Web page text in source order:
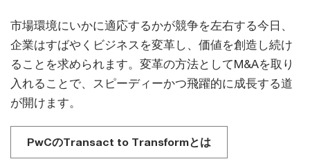
市場環境にいかに適応するかが競争を左右する今日、
企業はすばやくビジネスを変革し、価値を創造し続け
ることを求められます。変革の方法としてM&Aを取り
入れることで、スピーディーかつ飛躍的に成長する道
が開けます。
PwCのTransact to Transformとは